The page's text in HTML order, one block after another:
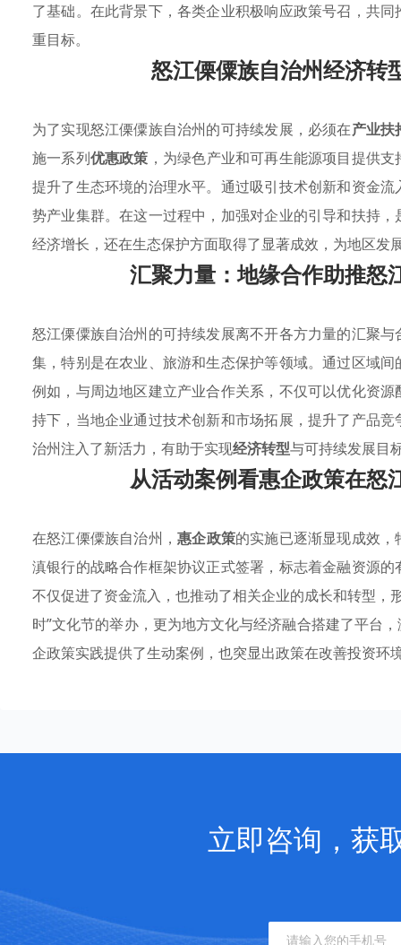
了基础。在此背景下，各类企业积极响应政策号召，共同
重目标。
怒江傈僳族自治州经济转
为了实现怒江傈僳族自治州的可持续发展，必须在产业扶
施一系列优惠政策 ，为绿色产业和可再生能源项目提供支
提升了生态环境的治理水平。通过吸引技术创新和资金
势产业集群。在这一过程中，加强对企业的引导和扶持
经济增长，还在生态保护方面取得了显著成效，为地区发
汇聚力量：地缘合作助推怒
怒江傈僳族自治州的可持续发展离不开各方力量的汇聚与
集，特别是在农业、旅游和生态保护等领域。通过区域
例如，与周边地区建立产业合作关系，不仅可以优化资源
持下，当地企业通过技术创新和市场拓展，提升了产品
治州注入了新活力，有助于实现经济转型与可持续发展目
从活动案例看惠企政策在怒
在怒江傈僳族自治州，惠企政策的实施已逐渐显现成效，
滇银行的战略合作框架协议正式签署，标志着金融资源
不仅促进了资金流入，也推动了相关企业的成长和转型
时”文化节的举办，更为地方文化与经济融合搭建了平台
企政策实践提供了生动案例，也突显出政策在改善投资环
立即咨询，获